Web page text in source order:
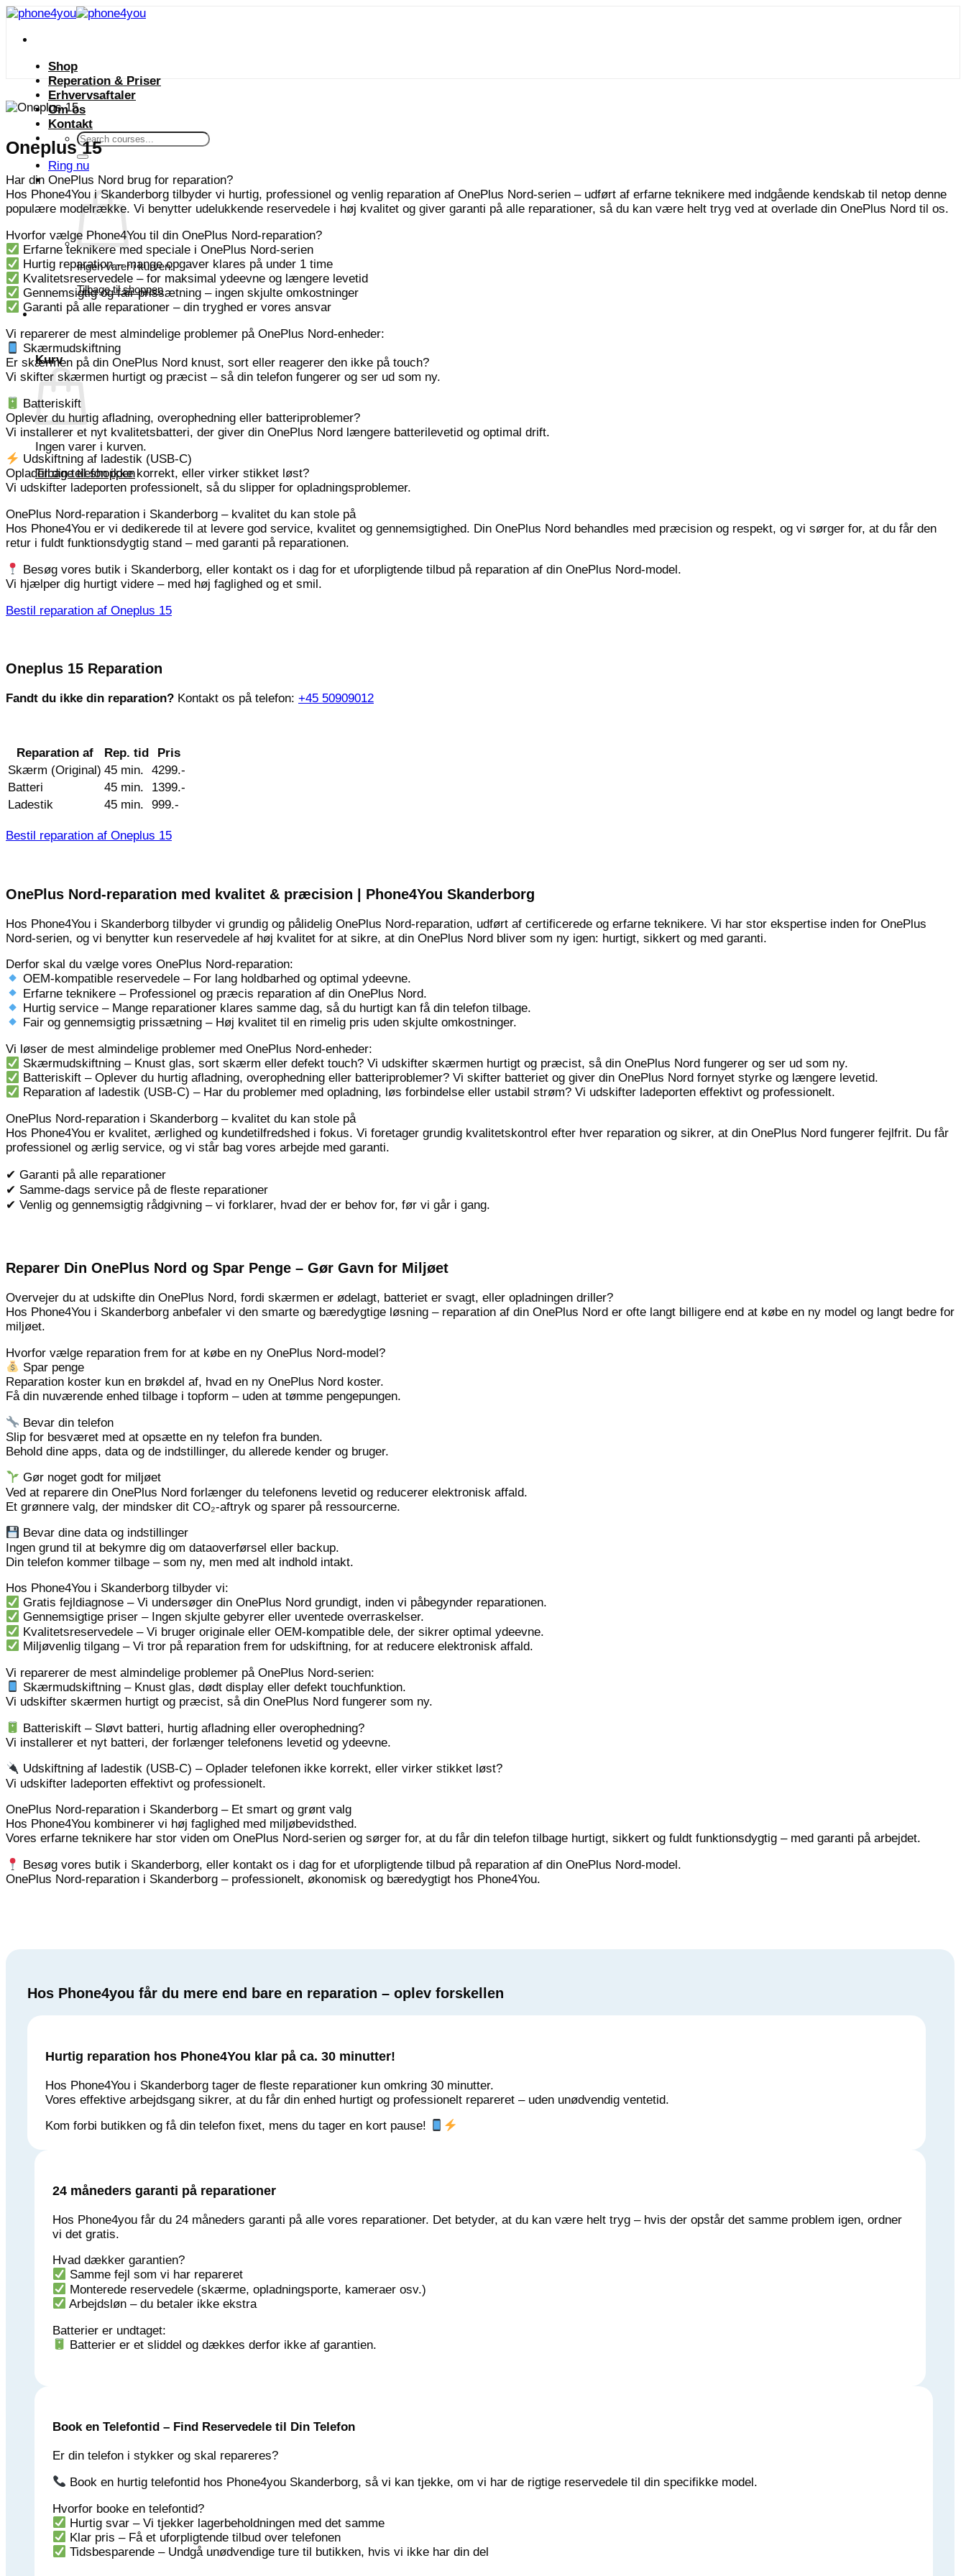
Fortsæt
indhold
Shop
Reperation & Priser
Erhvervsaftaler
Om os
Kontakt
Søg
efter:
Ring nu
Ingen varer i kurven.
Tilbage til shoppen
Kurv
Ingen varer i kurven.
Tilbage til shoppen
Oneplus 15
Har din OnePlus Nord brug for reparation?
Hos Phone4You i Skanderborg tilbyder vi hurtig, professionel og venlig reparation af OnePlus Nord-serien – udført af erfarne teknikere med indgående kendskab til netop denne
populære modelrække. Vi benytter udelukkende reservedele i høj kvalitet og giver garanti på alle reparationer, så du kan være helt tryg ved at overlade din OnePlus Nord til os.
Hvorfor vælge Phone4You til din OnePlus Nord-reparation?
Erfarne teknikere med speciale i OnePlus Nord-serien
Hurtig reparation – mange opgaver klares på under 1 time
Kvalitetsreservedele – for maksimal ydeevne og længere levetid
Gennemsigtig og fair prissætning – ingen skjulte omkostninger
Garanti på alle reparationer – din tryghed er vores ansvar
Vi reparerer de mest almindelige problemer på OnePlus Nord-enheder:
Skærmudskiftning
Er skærmen på din OnePlus Nord knust, sort eller reagerer den ikke på touch?
Vi skifter skærmen hurtigt og præcist – så din telefon fungerer og ser ud som ny.
Batteriskift
Oplever du hurtig afladning, overophedning eller batteriproblemer?
Vi installerer et nyt kvalitetsbatteri, der giver din OnePlus Nord længere batterilevetid og optimal drift.
Udskiftning af ladestik (USB-C)
Oplader din telefon ikke korrekt, eller virker stikket løst?
Vi udskifter ladeporten professionelt, så du slipper for opladningsproblemer.
OnePlus Nord-reparation i Skanderborg – kvalitet du kan stole på
Hos Phone4You er vi dedikerede til at levere god service, kvalitet og gennemsigtighed. Din OnePlus Nord behandles med præcision og respekt, og vi sørger for, at du får den
retur i fuldt funktionsdygtig stand – med garanti på reparationen.
Besøg vores butik i Skanderborg, eller kontakt os i dag for et uforpligtende tilbud på reparation af din OnePlus Nord-model.
Vi hjælper dig hurtigt videre – med høj faglighed og et smil.
Bestil reparation af Oneplus 15
Oneplus 15 Reparation
Fandt du ikke din reparation? Kontakt os på telefon: +45 50909012
Reparation af Rep. tid
Pris
Skærm (Original) 45 min.
4299.-
Batteri
45 min.
1399.-
Ladestik
45 min. 999.-
Bestil reparation af Oneplus 15
OnePlus Nord-reparation med kvalitet & præcision | Phone4You Skanderborg
Hos Phone4You i Skanderborg tilbyder vi grundig og pålidelig OnePlus Nord-reparation, udført af certificerede og erfarne teknikere. Vi har stor ekspertise inden for OnePlus
Nord-serien, og vi benytter kun reservedele af høj kvalitet for at sikre, at din OnePlus Nord bliver som ny igen: hurtigt, sikkert og med garanti.
Derfor skal du vælge vores OnePlus Nord-reparation:
OEM-kompatible reservedele – For lang holdbarhed og optimal ydeevne.
Erfarne teknikere – Professionel og præcis reparation af din OnePlus Nord.
Hurtig service – Mange reparationer klares samme dag, så du hurtigt kan få din telefon tilbage.
Fair og gennemsigtig prissætning – Høj kvalitet til en rimelig pris uden skjulte omkostninger.
Vi løser de mest almindelige problemer med OnePlus Nord-enheder:
Skærmudskiftning – Knust glas, sort skærm eller defekt touch? Vi udskifter skærmen hurtigt og præcist, så din OnePlus Nord fungerer og ser ud som ny.
Batteriskift – Oplever du hurtig afladning, overophedning eller batteriproblemer? Vi skifter batteriet og giver din OnePlus Nord fornyet styrke og længere levetid.
Reparation af ladestik (USB-C) – Har du problemer med opladning, løs forbindelse eller ustabil strøm? Vi udskifter ladeporten effektivt og professionelt.
OnePlus Nord-reparation i Skanderborg – kvalitet du kan stole på
Hos Phone4You er kvalitet, ærlighed og kundetilfredshed i fokus. Vi foretager grundig kvalitetskontrol efter hver reparation og sikrer, at din OnePlus Nord fungerer fejlfrit. Du får
professionel og ærlig service, og vi står bag vores arbejde med garanti.
✔ Garanti på alle reparationer
✔ Samme-dags service på de fleste reparationer
✔ Venlig og gennemsigtig rådgivning – vi forklarer, hvad der er behov for, før vi går i gang.
Reparer Din OnePlus Nord og Spar Penge – Gør Gavn for Miljøet
Overvejer du at udskifte din OnePlus Nord, fordi skærmen er ødelagt, batteriet er svagt, eller opladningen driller?
Hos Phone4You i Skanderborg anbefaler vi den smarte og bæredygtige løsning – reparation af din OnePlus Nord er ofte langt billigere end at købe en ny model og langt bedre for
miljøet.
Hvorfor vælge reparation frem for at købe en ny OnePlus Nord-model?
Spar penge
Reparation koster kun en brøkdel af, hvad en ny OnePlus Nord koster.
Få din nuværende enhed tilbage i topform – uden at tømme pengepungen.
Bevar din telefon
Slip for besværet med at opsætte en ny telefon fra bunden.
Behold dine apps, data og de indstillinger, du allerede kender og bruger.
Gør noget godt for miljøet
Ved at reparere din OnePlus Nord forlænger du telefonens levetid og reducerer elektronisk affald.
Et grønnere valg, der mindsker dit CO₂-aftryk og sparer på ressourcerne.
Bevar dine data og indstillinger
Ingen grund til at bekymre dig om dataoverførsel eller backup.
Din telefon kommer tilbage – som ny, men med alt indhold intakt.
Hos Phone4You i Skanderborg tilbyder vi:
Gratis fejldiagnose – Vi undersøger din OnePlus Nord grundigt, inden vi påbegynder reparationen.
Gennemsigtige priser – Ingen skjulte gebyrer eller uventede overraskelser.
Kvalitetsreservedele – Vi bruger originale eller OEM-kompatible dele, der sikrer optimal ydeevne.
Miljøvenlig tilgang – Vi tror på reparation frem for udskiftning, for at reducere elektronisk affald.
Vi reparerer de mest almindelige problemer på OnePlus Nord-serien:
Skærmudskiftning – Knust glas, dødt display eller defekt touchfunktion.
Vi udskifter skærmen hurtigt og præcist, så din OnePlus Nord fungerer som ny.
Batteriskift – Sløvt batteri, hurtig afladning eller overophedning?
Vi installerer et nyt batteri, der forlænger telefonens levetid og ydeevne.
Udskiftning af ladestik (USB-C) – Oplader telefonen ikke korrekt, eller virker stikket løst?
Vi udskifter ladeporten effektivt og professionelt.
OnePlus Nord-reparation i Skanderborg – Et smart og grønt valg
Hos Phone4You kombinerer vi høj faglighed med miljøbevidsthed.
Vores erfarne teknikere har stor viden om OnePlus Nord-serien og sørger for, at du får din telefon tilbage hurtigt, sikkert og fuldt funktionsdygtig – med garanti på arbejdet.
Besøg vores butik i Skanderborg, eller kontakt os i dag for et uforpligtende tilbud på reparation af din OnePlus Nord-model.
OnePlus Nord-reparation i Skanderborg – professionelt, økonomisk og bæredygtigt hos Phone4You.
Hos Phone4you får du mere end bare en reparation – oplev forskellen
Hurtig reparation hos Phone4You klar på ca. 30 minutter!
Hos Phone4You i Skanderborg tager de fleste reparationer kun omkring 30 minutter.
Vores effektive arbejdsgang sikrer, at du får din enhed hurtigt og professionelt repareret – uden unødvendig ventetid.
Kom forbi butikken og få din telefon fixet, mens du tager en kort pause!
24 måneders garanti på reparationer
Hos Phone4you får du 24 måneders garanti på alle vores reparationer. Det betyder, at du kan være helt tryg – hvis der opstår det samme problem igen, ordner
vi det gratis.
Hvad dækker garantien?
Samme fejl som vi har repareret
Monterede reservedele (skærme, opladningsporte, kameraer osv.)
Arbejdsløn – du betaler ikke ekstra
Batterier er undtaget:
Batterier er et sliddel og dækkes derfor ikke af garantien.
Book en Telefontid – Find Reservedele til Din Telefon
Er din telefon i stykker og skal repareres?
Book en hurtig telefontid hos Phone4you Skanderborg, så vi kan tjekke, om vi har de rigtige reservedele til din specifikke model.
Hvorfor booke en telefontid?
Hurtig svar – Vi tjekker lagerbeholdningen med det samme
Klar pris – Få et uforpligtende tilbud over telefonen
Tidsbesparende – Undgå unødvendige ture til butikken, hvis vi ikke har din del